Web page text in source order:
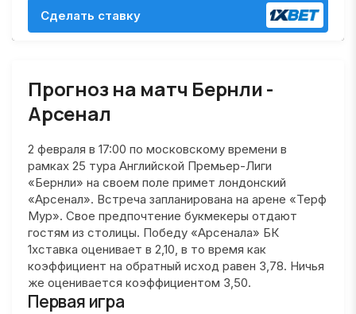
Сделать ставку
Прогноз на матч Бернли -
Арсенал
2 февраля в 17:00 по московскому времени в
рамках 25 тура Английской Премьер-Лиги
«Бернли» на своем поле примет лондонский
«Арсенал». Встреча запланирована на арене «Терф
Мур». Свое предпочтение букмекеры отдают
гостям из столицы. Победу «Арсенала» БК
1хставка оценивает в 2,10, в то время как
коэффициент на обратный исход равен 3,78. Ничья
же оценивается коэффициентом 3,50.
Первая игра